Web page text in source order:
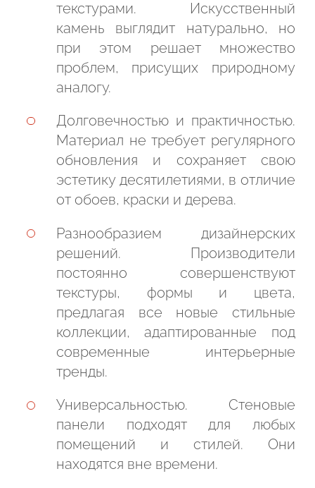
текстурами. Искусственный
камень выглядит натурально, но
при этом решает множество
проблем, присущих природному
аналогу.
Долговечностью и практичностью.
Материал не требует регулярного
обновления и сохраняет свою
эстетику десятилетиями, в отличие
от обоев, краски и дерева.
Разнообразием дизайнерских
решений. Производители
постоянно совершенствуют
текстуры, формы и цвета,
предлагая все новые стильные
коллекции, адаптированные под
современные интерьерные
тренды.
Универсальностью. Стеновые
панели подходят для любых
помещений и стилей. Они
находятся вне времени.